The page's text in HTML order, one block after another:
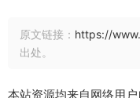
原文链接： https://
出处。
本站资源均来自网络用